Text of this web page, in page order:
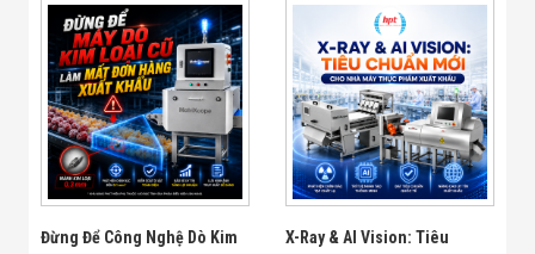
Đừng Để Công Nghệ Dò Kim
X-Ray & AI Vision: Tiêu